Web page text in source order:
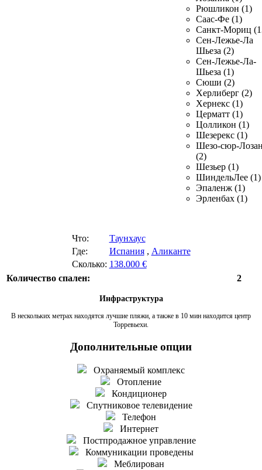
Рюшликон (1)
Саас-Фе (1)
Санкт-Мориц
Сен-Лежье-Ла
Шьеза (2)
Сен-Лежье-Ла-
Шьеза (1)
Сюши (2)
Херлиберг (2)
Хернекс (1)
Церматт (1)
Цолликон (1)
Шезерекс (1)
Шезо-сюр-
(2)
Шезьер (1)
ШиндельЛее (1)
Эпаленж (1)
Эрленбах (1)
Что:
Таунхаус
Где:
Испания, Аликанте
Сколько: 138.000 €
Количество спален:
2
Инфраструктура
В нескольких метрах находятся лучшие пляжи, а также в 10 мин находится центр
Торревьехи.
Дополнительные опции
Охраняемый комплекс
Отопление
Кондиционер
Спутниковое телевидение
Телефон
Интернет
Постпродажное управление
Коммуникации проведены
Меблирован